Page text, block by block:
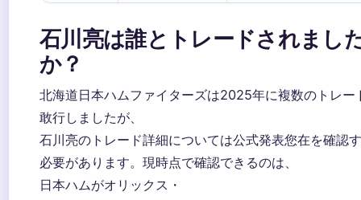
石川亮は誰とトレードされまし
か？
北海道日本ハムファイターズは2025年に複数のトレー
敢行しましたが、
石川亮のトレード詳細については公式発表您在を確認
必要があります。現時点で確認できるのは、
日本ハムがオリックス・